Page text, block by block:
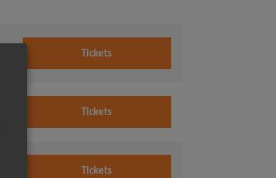
Tickets
Tickets
Tickets